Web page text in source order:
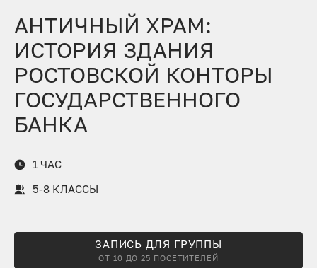
АНТИЧНЫЙ ХРАМ:
ИСТОРИЯ ЗДАНИЯ
РОСТОВСКОЙ КОНТОРЫ
ГОСУДАРСТВЕННОГО
БАНКА
1 ЧАС
5-8 КЛАССЫ
ЗАПИСЬ ДЛЯ ГРУППЫ
ОТ 10 ДО 25 ПОСЕТИТЕЛЕЙ